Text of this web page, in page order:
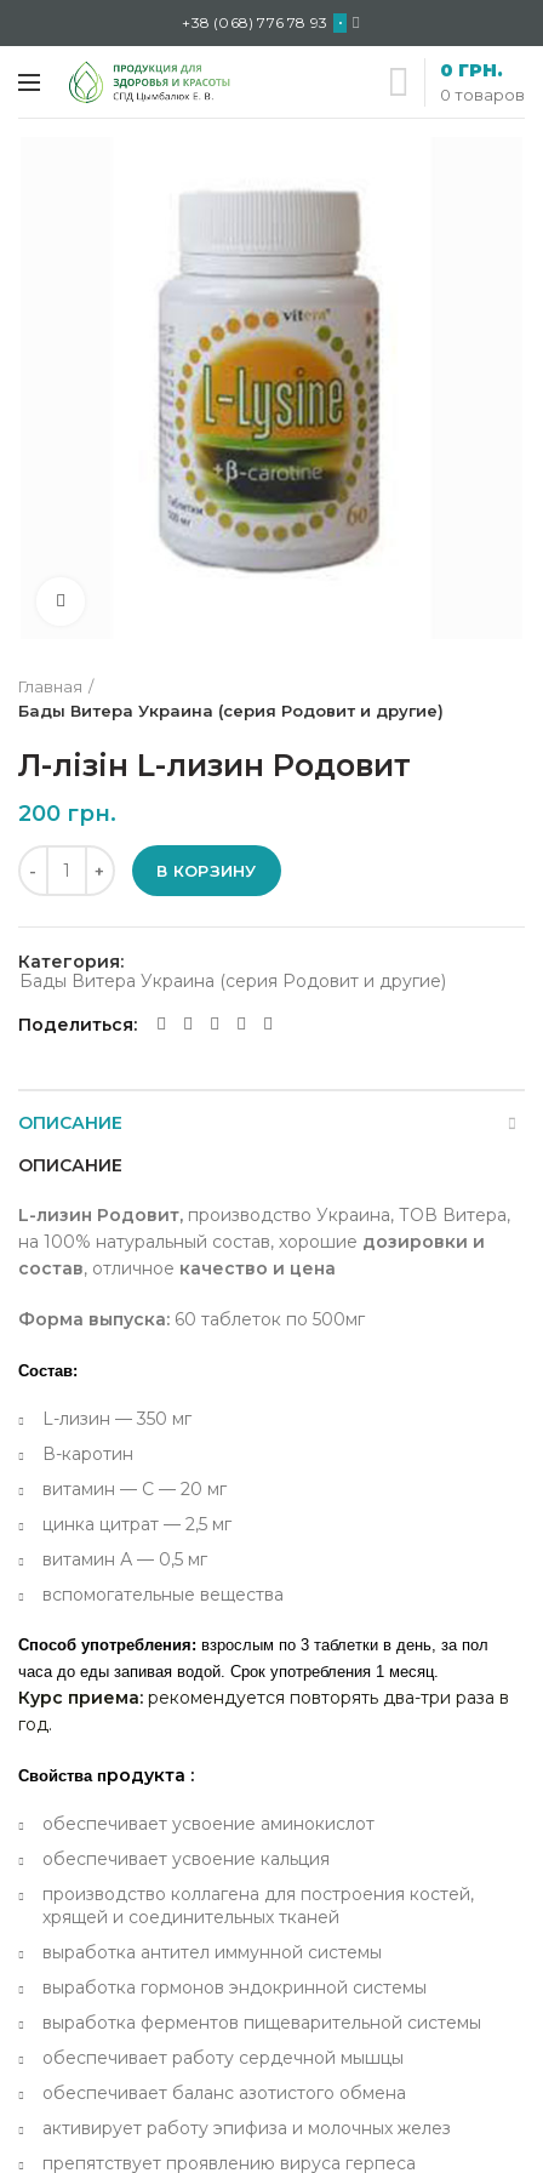
+38 (068) 776 78 93 •
0 товаров
0 ГРН.
Главная
Бады Витера Украина (серия Родовит и другие)
Л-лізін L-лизин Родовит
200 грн.
Количество
В КОРЗИНУ
Категория:
Бады Витера Украина (серия Родовит и другие)
Поделиться
ОПИСАНИЕ
ОПИСАНИЕ
L-лизин Родовит, производство Украина, ТОВ Витера,
на 100% натуральный состав, хорошие дозировки и
состав, отличное качество и цена
Форма выпуска: 60 таблеток по 500мг
Состав:
L-лизин — 350 мг
В-каротин
витамин — С — 20 мг
цинка цитрат — 2,5 мг
витамин А — 0,5 мг
вспомогательные вещества
Способ употребления: взрослым по 3 таблетки в день, за пол
часа до еды запивая водой. Срок употребления 1 месяц.
Курс приема: рекомендуется повторять два-три раза в
год.
Свойства продукта :
обеспечивает усвоение аминокислот
обеспечивает усвоение кальция
производство коллагена для построения костей,
хрящей и соединительных тканей
выработка антител иммунной системы
выработка гормонов эндокринной системы
выработка ферментов пищеварительной системы
обеспечивает работу сердечной мышцы
обеспечивает баланс азотистого обмена
активирует работу эпифиза и молочных желез
препятствует проявлению вируса герпеса